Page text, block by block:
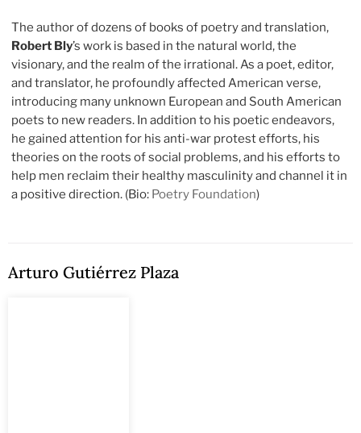
The author of dozens of books of poetry and translation,
Robert Bly’s work is based in the natural world, the
visionary, and the realm of the irrational. As a poet, editor,
and translator, he profoundly affected American verse,
introducing many unknown European and South American
poets to new readers. In addition to his poetic endeavors,
he gained attention for his anti-war protest efforts, his
theories on the roots of social problems, and his efforts to
help men reclaim their healthy masculinity and channel it in
a positive direction. (Bio: Poetry Foundation)
Arturo Gutiérrez Plaza